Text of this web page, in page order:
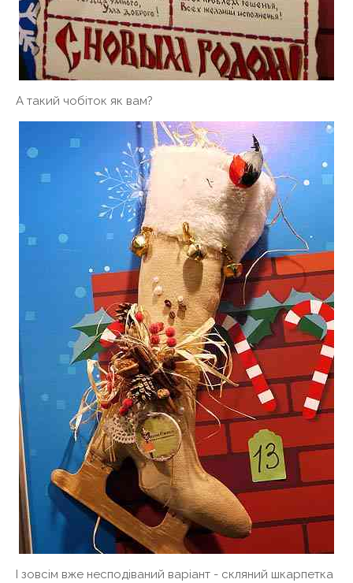
А такий чобіток як вам?
І зовсім вже несподіваний варіант - скляний шкарпетка